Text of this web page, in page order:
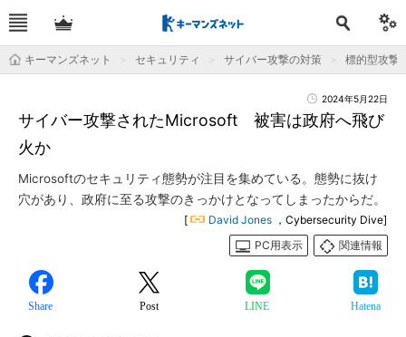
キーマンズネット セキュリティ サイバー攻撃の対策 標的型攻撃
2024年5月22日
サイバー攻撃されたMicrosoft 被害は政府へ飛び
火か
Microsoftのセキュリティ態勢が注目を集めている。態勢に抜け
穴があり、政府に至る攻撃のきっかけとなってしまったからだ。
[ David Jones ，Cybersecurity Dive]
PC用表示
関連情報
Share Post LINE Hatena